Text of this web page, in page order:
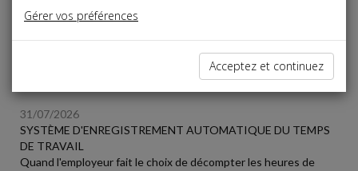
Liste des dernières dépêches
31/07/2026
SYSTÈME D'ENREGISTREMENT AUTOMATIQUE DU TEMPS
DE TRAVAIL
Quand l'employeur fait le choix de décompter les heures de
Gérer vos préférences
Acceptez et continuez